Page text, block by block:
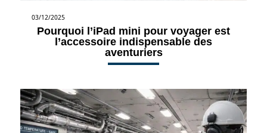
03/12/2025
Pourquoi l’iPad mini pour voyager est
l’accessoire indispensable des
aventuriers